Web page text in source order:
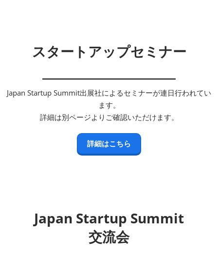
スタートアップセミナー
Japan Startup Summit出展社によるセミナーが連日行われてい
ます。
詳細は別ページよりご確認いただけます。
詳細はこちら
Japan Startup Summit
交流会